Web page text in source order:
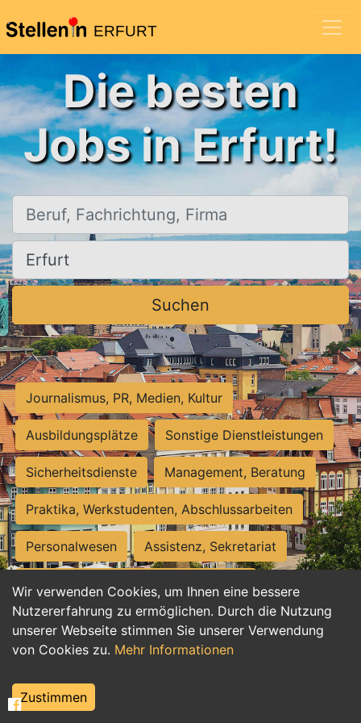
ERFURT
Wir verwenden Cookies, um Ihnen eine bessere
Nutzererfahrung zu ermöglichen. Durch die Nutzung
unserer Webseite stimmen Sie unserer Verwendung
von Cookies zu. Mehr Informationen
Zustimmen
Die besten
Jobs in Erfurt!
Beruf, Fachrichtung, Firma
Ort, Stadt
Suchen
Journalismus, PR, Medien, Kultur
Ausbildungsplätze Sonstige Dienstleistungen
Sicherheitsdienste Management, Beratung
Praktika, Werkstudenten, Abschlussarbeiten
Personalwesen Assistenz, Sekretariat
Hilfskräfte, Aushilfs- und Nebenjobs
Einkauf, Logistik, Materialwirtschaft
Weiterbildung, Studium, duale Ausbildung
Tourismus